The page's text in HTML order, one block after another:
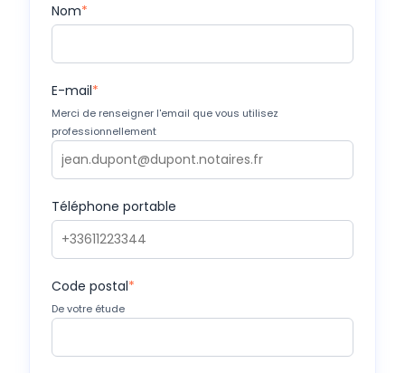
Nom*
E-mail*
Merci de renseigner l'email que vous utilisez
professionnellement
Téléphone portable
Code postal*
De votre étude